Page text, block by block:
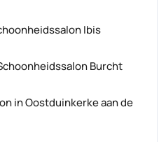
Ibis
Burcht
in Oostduinkerke aan de